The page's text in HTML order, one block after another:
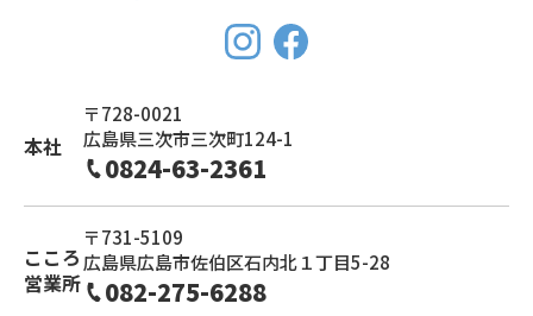
本社
〒728-0021
広島県三次市三次町124-1
0824-63-2361
こころ
営業所
〒731-5109
広島県広島市佐伯区石内北１丁目5-28
082-275-6288